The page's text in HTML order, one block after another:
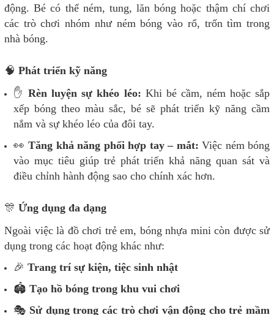
động. Bé có thể ném, tung, lăn bóng hoặc thậm chí chơi
các trò chơi nhóm như ném bóng vào rổ, trốn tìm trong
nhà bóng.
🧠 Phát triển kỹ năng
✋Rèn luyện sự khéo léo: Khi bé cầm, ném hoặc sắp
xếp bóng theo màu sắc, bé sẽ phát triển kỹ năng cầm
nắm và sự khéo léo của đôi tay.
👀 Tăng khả năng phối hợp tay – mắt: Việc ném bóng
vào mục tiêu giúp trẻ phát triển khả năng quan sát và
điều chỉnh hành động sao cho chính xác hơn.
🎊 Ứng dụng đa dạng
Ngoài việc là đồ chơi trẻ em, bóng nhựa mini còn được sử
dụng trong các hoạt động khác như:
🎉 Trang trí sự kiện, tiệc sinh nhật
🏟 Tạo hồ bóng trong khu vui chơi
🎭 Sử dụng trong các trò chơi vận động cho trẻ mầm